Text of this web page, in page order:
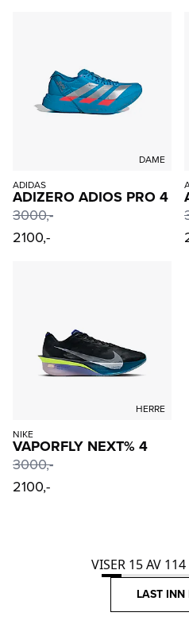
DAME
ADIDAS
ADIZERO ADIOS PRO 4
3000,-
2100,-
HERRE
NIKE
VAPORFLY NEXT% 4
3000,-
2100,-
VISER 15AV 114
LAST INN